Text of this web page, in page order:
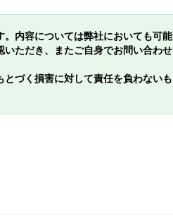
内容については弊社においても可能
ただき、またご自身でお問い合わせ
づく損害に対して責任を負わないも